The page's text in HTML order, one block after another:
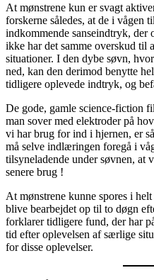
At mønstrene kun er svagt
forskerne således, at de i vågen
indkommende sanseindtryk, der
ikke har det samme overskud til
situationer. I den dybe søvn,
ned, kan den derimod benytte
tidligere oplevede indtryk, og
De gode, gamle science-fiction
man sover med elektroder på
vi har brug for ind i hjernen, er
må selve indlæringen foregå i
tilsyneladende under søvnen,
senere brug !
At mønstrene kunne spores i
blive bearbejdet op til to døgn
forklarer tidligere fund, der har
tid efter oplevelsen af særlige
for disse oplevelser.